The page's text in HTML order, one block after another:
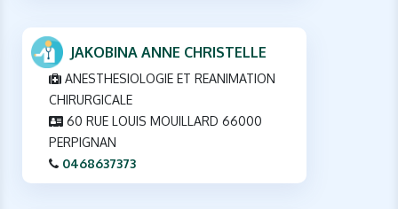
JAKOBINA ANNE CHRISTELLE
ANESTHESIOLOGIE ET REANIMATION
CHIRURGICALE
60 RUE LOUIS MOUILLARD 66000
PERPIGNAN
0468637373